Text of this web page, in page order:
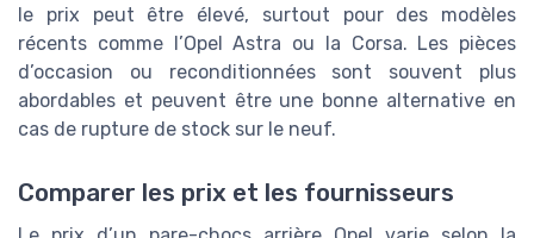
le prix peut être élevé, surtout pour des modèles
récents comme l’Opel Astra ou la Corsa. Les pièces
d’occasion ou reconditionnées sont souvent plus
abordables et peuvent être une bonne alternative en
cas de rupture de stock sur le neuf.
Comparer les prix et les fournisseurs